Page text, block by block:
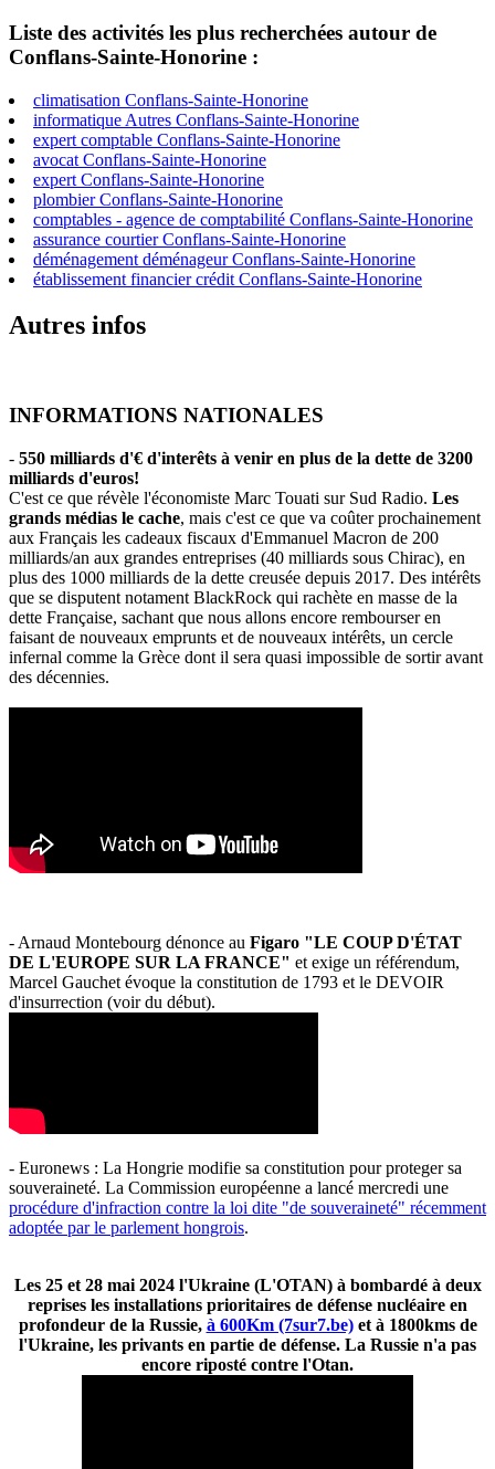
Liste des activités les plus recherchées autour de
Conflans-Sainte-Honorine :
climatisation Conflans-Sainte-Honorine
informatique Autres Conflans-Sainte-Honorine
expert comptable Conflans-Sainte-Honorine
avocat Conflans-Sainte-Honorine
expert Conflans-Sainte-Honorine
plombier Conflans-Sainte-Honorine
comptables - agence de comptabilité Conflans-Sainte-Honorine
assurance courtier Conflans-Sainte-Honorine
déménagement déménageur Conflans-Sainte-Honorine
établissement financier crédit Conflans-Sainte-Honorine
Autres infos
INFORMATIONS NATIONALES
- 550 milliards d'€ d'interêts à venir en plus de la dette de 3200
milliards d'euros!
C'est ce que révèle l'économiste Marc Touati sur Sud Radio. Les
grands médias le cache, mais c'est ce que va coûter prochainement
aux Français les cadeaux fiscaux d'Emmanuel Macron de 200
milliards/an aux grandes entreprises (40 milliards sous Chirac), en
plus des 1000 milliards de la dette creusée depuis 2017. Des intérêts
que se disputent notament BlackRock qui rachète en masse de la
dette Française, sachant que nous allons encore rembourser en
faisant de nouveaux emprunts et de nouveaux intérêts, un cercle
infernal comme la Grèce dont il sera quasi impossible de sortir avant
des décennies.
- Arnaud Montebourg dénonce au Figaro "LE COUP D'ÉTAT
DE L'EUROPE SUR LA FRANCE" et exige un référendum,
Marcel Gauchet évoque la constitution de 1793 et le DEVOIR
d'insurrection (voir du début).
- Euronews : La Hongrie modifie sa constitution pour proteger sa
souveraineté. La Commission européenne a lancé mercredi une
procédure d'infraction contre la loi dite "de souveraineté" récemment
adoptée par le parlement hongrois.
Les 25 et 28 mai 2024 l'Ukraine (L'OTAN) à bombardé à deux
reprises les installations prioritaires de défense nucléaire en
profondeur de la Russie, à 600Km (7sur7.be)et à 1800kms de
l'Ukraine, les privants en partie de défense. La Russie n'a pas
encore riposté contre l'Otan.